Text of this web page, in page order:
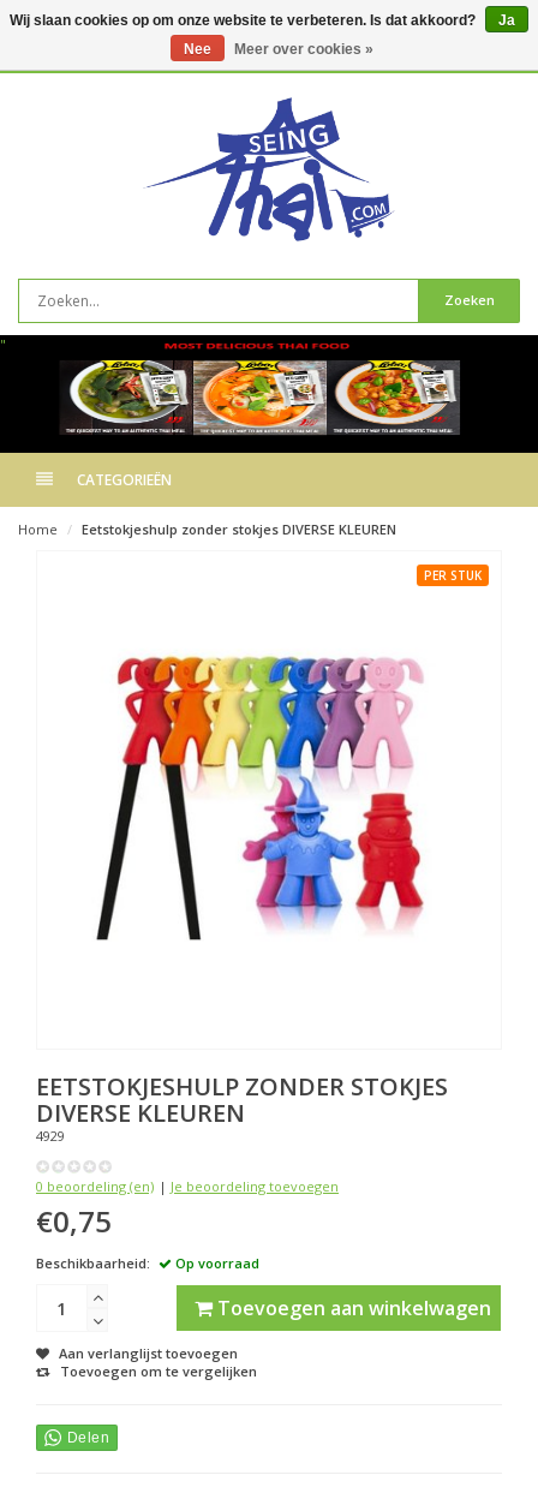
Zoeken
"
CATEGORIEËN
Home Eetstokjeshulp zonder stokjes DIVERSE KLEUREN
PER STUK
EETSTOKJESHULP ZONDER STOKJES
DIVERSE KLEUREN
4929
0 beoordeling (en) | Je beoordeling toevoegen
€0,75
Beschikbaarheid: Op voorraad
Toevoegen aan winkelwagen
Aan verlanglijst toevoegen
Toevoegen om te vergelijken
Wij slaan cookies op om onze website te verbeteren. Is dat akkoord?
Ja
Nee
Meer over cookies »